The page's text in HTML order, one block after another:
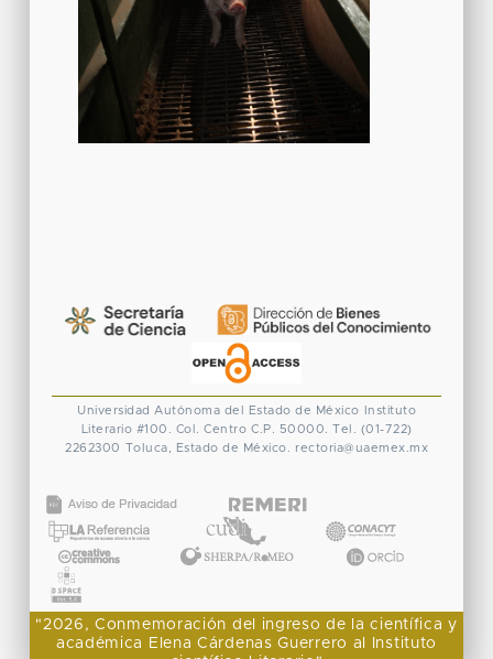
Universidad Autónoma del Estado de México
Instituto
Literario #100. Col. Centro C.P. 50000. Tel. (01-722)
2262300 Toluca, Estado de México. rectoria@uaemex.mx
"2026, Conmemoración del ingreso de la científica y
académica Elena Cárdenas Guerrero al Instituto